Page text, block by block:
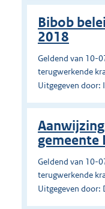
Bibob
2018
Geldend van 10-
terugwerkende
Uitgegeven door:
gemeente
Geldend van 10-
terugwerkende
Uitgegeven door: